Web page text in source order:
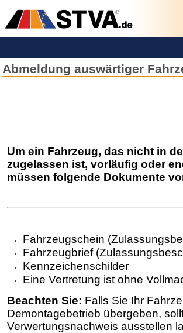
Abmeldung auswärtiger
­­Um ein Fahrzeug, das nicht in
zugelassen ist, vorläufig oder
müssen folgende Dokumente
Fahrzeugschein
Fahrzeugbrief
Kennzeichenschilder
Eine Vertretung ist ohne
Beachten Sie: Falls Sie Ihr
Demontagebetrieb übergeben,
Verwertungsnachweis ausstellen